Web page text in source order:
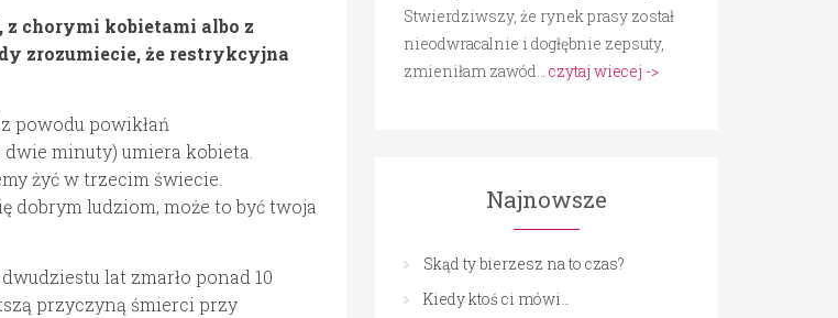
z chorymi kobietami albo z
zrozumiecie, że restrykcyjna
powodu powikłań
minuty) umiera kobieta.
żyć w trzecim świecie.
dobrym ludziom, może to być twoja
lat zmarło ponad 10
przyczyną śmierci przy
Stwierdziwszy, że rynek prasy został
nieodwracalnie i dogłębnie zepsuty,
zmieniłam zawód… czytaj wiecej ->
Najnowsze
Skąd ty bierzesz na to czas?
Kiedy ktoś ci mówi…